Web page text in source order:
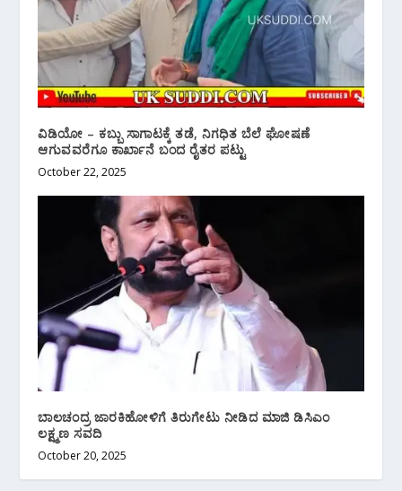
ವಿಡಿಯೋ – ಕಬ್ಬು ಸಾಗಾಟಕ್ಕೆ ತಡೆ, ನಿಗಧಿತ ಬೆಲೆ ಘೋಷಣೆ
ಆಗುವವರೆಗೂ ಕಾರ್ಖಾನೆ ಬಂದ ರೈತರ ಪಟ್ಟು
October 22, 2025
ಬಾಲಚಂದ್ರ ಜಾರಕಿಹೋಳಿಗೆ ತಿರುಗೇಟು ನೀಡಿದ ಮಾಜಿ ಡಿಸಿಎಂ
ಲಕ್ಷ್ಮಣ ಸವದಿ
October 20, 2025